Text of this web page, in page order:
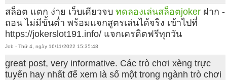
สล็อต แตก ง่าย เว็บเดียวจบ ทดลองเล่นสล็อตjoker ฝาก -
ถอน ไม่มีขั้นต่ำ พร้อมแจกสูตรเล่นได้จริง เข้าไปที่
https://jokerslot191.info/ แจกเครดิตฟรีทุกวัน
Job - Thứ 4, ngày 16/11/2022 15:35:48
great post, very informative. Các trò chơi xèng trực
tuyến hay nhất để xem là số một trong ngành trò chơi